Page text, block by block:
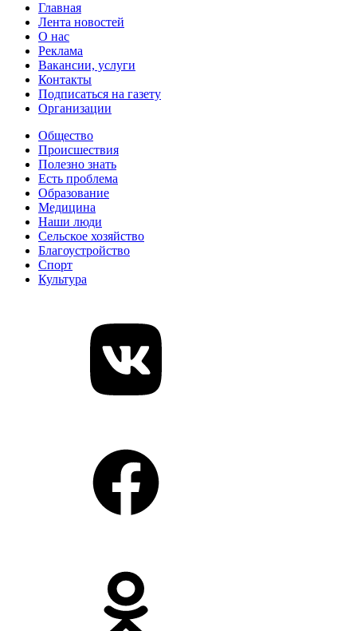
Главная
Лента новостей
О нас
Реклама
Вакансии, услуги
Контакты
Подписаться на газету
Организации
Общество
Происшествия
Полезно знать
Есть проблема
Образование
Медицина
Наши люди
Сельское хозяйство
Благоустройство
Спорт
Культура